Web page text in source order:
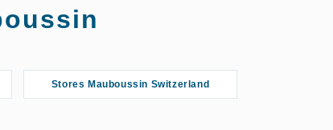
Stores Mauboussin Switzerland